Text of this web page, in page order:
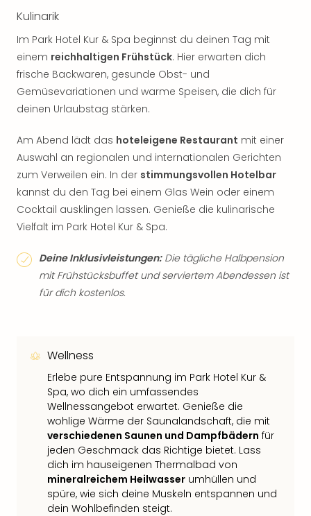
Kulinarik
Im Park Hotel Kur & Spa beginnst du deinen Tag mit
einem reichhaltigen Frühstück. Hier erwarten dich
frische Backwaren, gesunde Obst- und
Gemüsevariationen und warme Speisen, die dich für
deinen Urlaubstag stärken.
Am Abend lädt das hoteleigene Restaurant mit einer
Auswahl an regionalen und internationalen Gerichten
zum Verweilen ein. In der stimmungsvollen Hotelbar
kannst du den Tag bei einem Glas Wein oder einem
Cocktail ausklingen lassen. Genieße die kulinarische
Vielfalt im Park Hotel Kur & Spa.
Deine Inklusivleistungen:Die tägliche Halbpension
mit Frühstücksbuffet und serviertem Abendessen ist
für dich kostenlos.
Wellness
Erlebe pure Entspannung im Park Hotel Kur &
Spa, wo dich ein umfassendes
Wellnessangebot erwartet. Genieße die
wohlige Wärme der Saunalandschaft, die mit
verschiedenen Saunen und Dampfbädern für
jeden Geschmack das Richtige bietet. Lass
dich im hauseigenen Thermalbad von
mineralreichem Heilwasser umhüllen und
spüre, wie sich deine Muskeln entspannen und
dein Wohlbefinden steigt.